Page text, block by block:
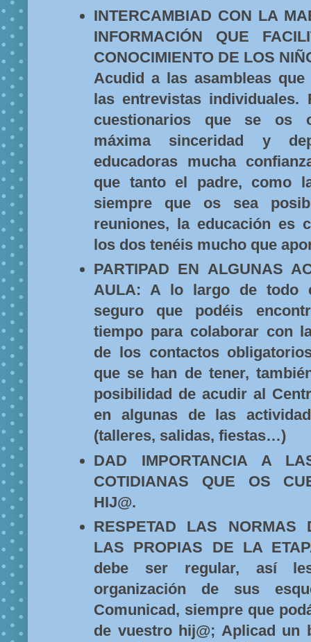
INTERCAMBIAD CON LA
INFORMACIÓN QUE
CONOCIMIENTO DE LOS
Acudid a las asambleas
las entrevistas individuales.
cuestionarios que se os
máxima sinceridad y
educadoras mucha
que tanto el padre, como
siempre que os sea
reuniones, la educación es
los dos tenéis mucho que
PARTIPAD EN ALGUNAS
AULA: A lo largo de todo
seguro que podéis
tiempo para colaborar con
de los contactos
que se han de tener,
posibilidad de acudir al
en algunas de las
(talleres, salidas, fiestas…)
DAD IMPORTANCIA A
COTIDIANAS QUE OS
HIJ@.
RESPETAD LAS NORMAS
LAS PROPIAS DE LA
debe ser regular, así
organización de sus
Comunicad, siempre que
de vuestro hij@; Aplicad un